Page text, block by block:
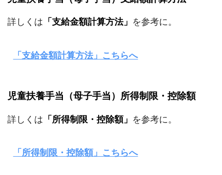
詳しくは 「支給金額計算方法」 を参考に。
「支給金額計算方法」こちらへ
児童扶養手当（母子手当）所得制限・控除額
詳しくは 「所得制限・控除額」 を参考に。
「所得制限・控除額」こちらへ